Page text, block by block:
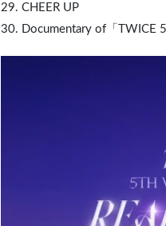
29. CHEER UP
30. Documentary of「TWICE